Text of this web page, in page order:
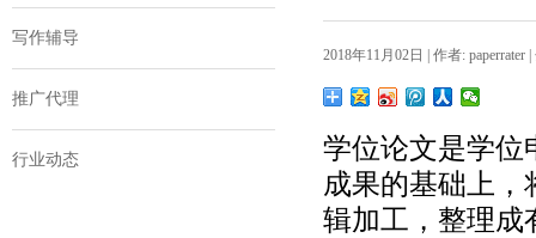
写作辅导
推广代理
行业动态
2018年11月02日 | 作者: paperrater
学位论文是学位
成果的基础上
辑加工，整理成